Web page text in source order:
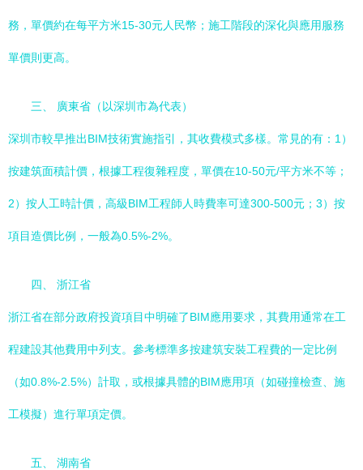
務，單價約在每平方米15-30元人民幣；施工階段的深化與應用服務
單價則更高。
三、 廣東省（以深圳市為代表）
深圳市較早推出BIM技術實施指引，其收費模式多樣。常見的有：1）
按建筑面積計價，根據工程復雜程度，單價在10-50元/平方米不等；
2）按人工時計價，高級BIM工程師人時費率可達300-500元；3）按
項目造價比例，一般為0.5%-2%。
四、 浙江省
浙江省在部分政府投資項目中明確了BIM應用要求，其費用通常在工
程建設其他費用中列支。參考標準多按建筑安裝工程費的一定比例
（如0.8%-2.5%）計取，或根據具體的BIM應用項（如碰撞檢查、施
工模擬）進行單項定價。
五、 湖南省